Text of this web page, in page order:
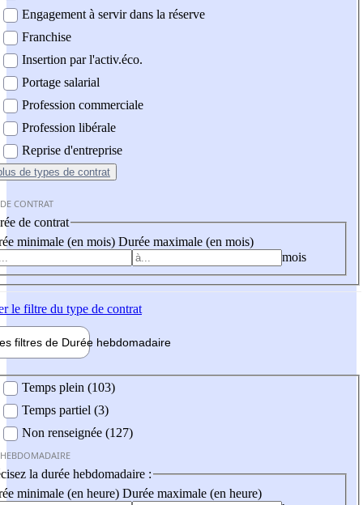
Engagement à servir dans la réserve
Franchise
Insertion par l'activ.éco.
Portage salarial
Profession commerciale
Profession libérale
Reprise d'entreprise
de types de contrat
CONTRAT
de contrat
minimale (en mois) Durée maximale (en mois)
mois
le filtre du type de contrat
filtres de Durée hebdomadaire
Temps plein (103)
Temps partiel (3)
Non renseignée (127)
la durée hebdomadaire :
minimale (en heure) Durée maximale (en heure)